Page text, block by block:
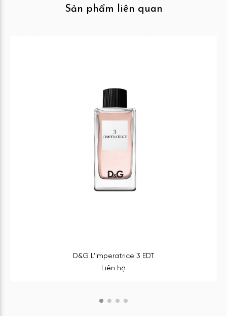
Sản phẩm liên quan
D&G L’Imperatrice 3 EDT
Liên hệ